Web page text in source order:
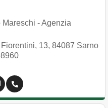
- Agenzia
13, 84087 Sarno